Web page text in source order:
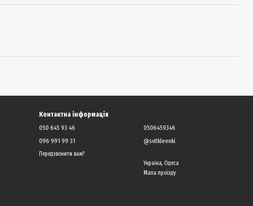
Контактна інформація
050 645 93 46
096 991 99 31
Передзвонити вам?
0506459346
@svitkleenki
Україна, Одеса
Мапа проїзду